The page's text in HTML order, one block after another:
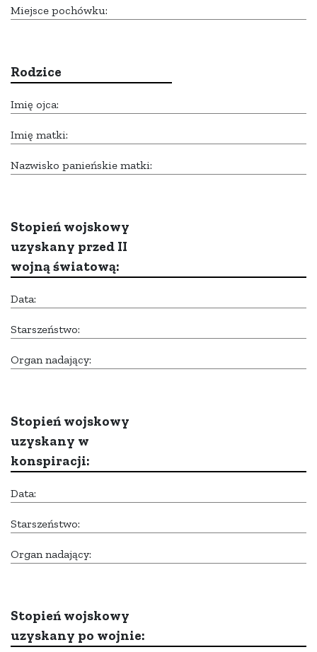
Miejsce pochówku:
Rodzice
Imię ojca:
Imię matki:
Nazwisko panieńskie matki:
Stopień wojskowy
uzyskany przed II
wojną światową:
Data:
Starszeństwo:
Organ nadający:
Stopień wojskowy
uzyskany w
konspiracji:
Data:
Starszeństwo:
Organ nadający:
Stopień wojskowy
uzyskany po wojnie: